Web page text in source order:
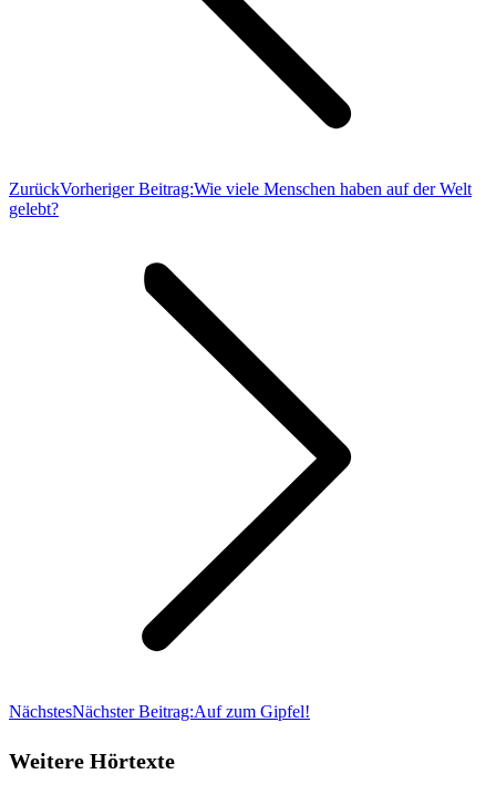
ZurückVorheriger Beitrag:Wie viele Menschen haben auf der Welt
gelebt?
NächstesNächster Beitrag:Auf zum Gipfel!
Weitere Hörtexte